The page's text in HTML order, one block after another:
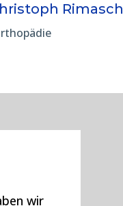
Rimasch
wir